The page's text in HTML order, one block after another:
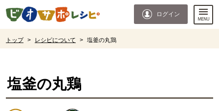
ページの先頭です。
ログイン
トップ > レシピについて > 塩釜の丸鶏
塩釜の丸鶏